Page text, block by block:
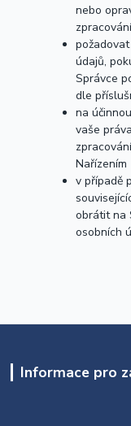
nebo
údajů,
Správce
dle
na
vaše
Nařízením
v případě
obrátit na
osobních
Informace pro